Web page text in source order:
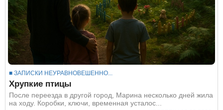
■ ЗАПИСКИ НЕУРАВНОВЕШЕННО...
Хрупкие птицы
После переезда в другой город, Марина несколько дней жила
на ходу. Коробки, ключи, временная усталос...